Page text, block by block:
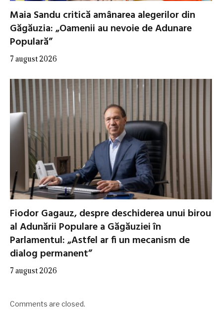
Maia Sandu critică amânarea alegerilor din
Găgăuzia: „Oamenii au nevoie de Adunare
Populară”
7 august 2026
Fiodor Gagauz, despre deschiderea unui birou
al Adunării Populare a Găgăuziei în
Parlamentul: „Astfel ar fi un mecanism de
dialog permanent”
7 august 2026
Comments are closed.